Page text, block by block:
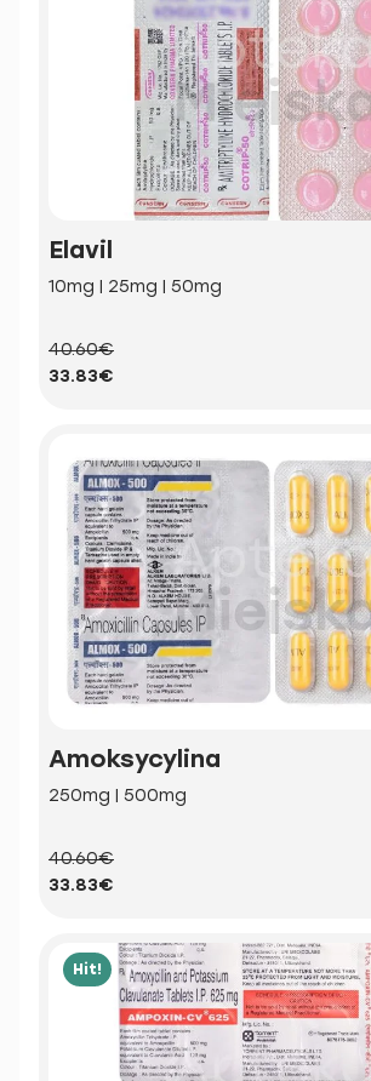
Elavil
10mg | 25mg | 50mg
40.60€
33.83€
Amoksycylina
250mg | 500mg
40.60€
33.83€
Hit!